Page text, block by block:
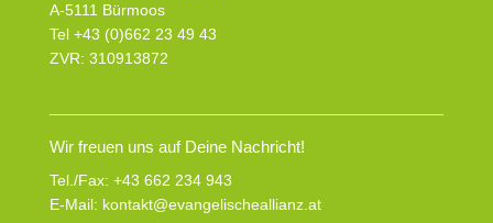
A-5111 Bürmoos
Tel +43 (0)662 23 49 43
ZVR: 310913872
Wir freuen uns auf Deine Nachricht!
Tel./Fax: +43 662 234 943
E-Mail: kontakt@evangelischeallianz.at